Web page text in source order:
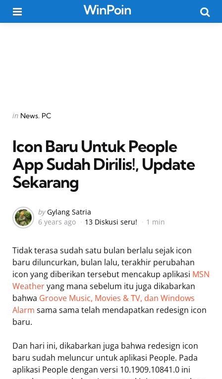
WinPoin
Categories
Posted
in News PC
Icon Baru Untuk People
App Sudah Dirilis!, Update
Sekarang
Posted
by
by Gylang Satria
6 years ago
13 Diskusi seru! 1 min
Tidak terasa sudah satu bulan berlalu sejak icon
baru diluncurkan, bulan lalu, terakhir perubahan
icon yang diberikan tersebut mencakup aplikasi MSN
Weatheryang mana sebelum itu juga dikabarkan
bahwa Groove Music, Movies & TV, dan Windows
Alarm sama sama telah mendapatkan redesign icon
baru.
Dan hari ini, dikabarkan juga bahwa redesign icon
baru sudah meluncur untuk aplikasi People. Pada
aplikasi People dengan versi 10.1909.10841.0 ini